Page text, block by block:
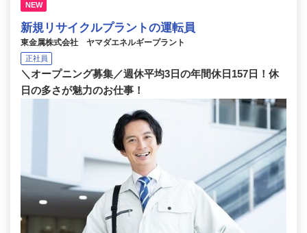
NEW
新規リサイクルプラントの運転員
東金属株式会社 ヤマダエネルギープラント
正社員
＼オープニング募集／週休平均3日の年間休日157日！休
日の多さが魅力のお仕事！